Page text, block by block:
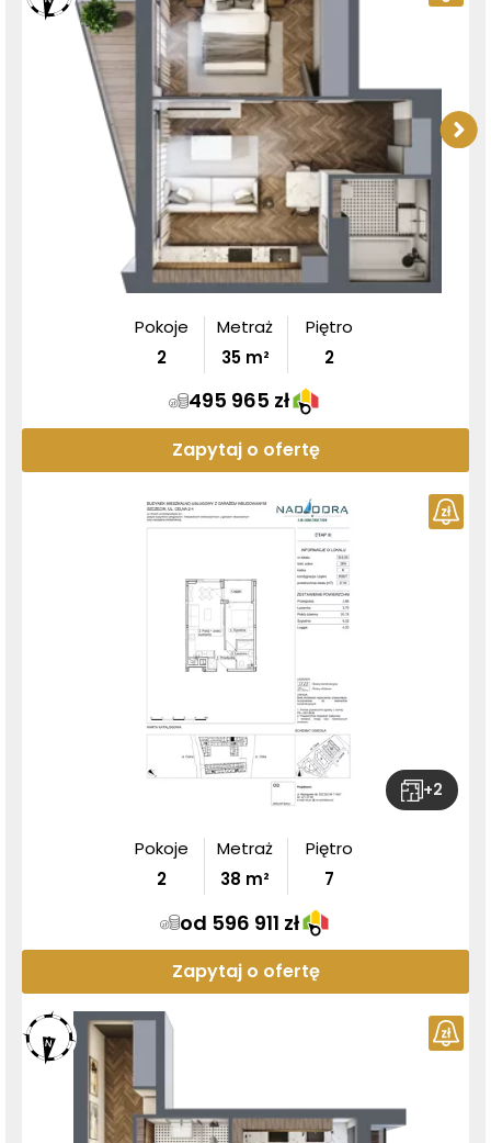
Pokoje
2
Metraż
35m²
Piętro
2
495 965 zł
Zapytaj o ofertę
+2
Pokoje
2
Metraż
38 m²
Piętro
7
od 596 911 zł
Zapytaj o ofertę